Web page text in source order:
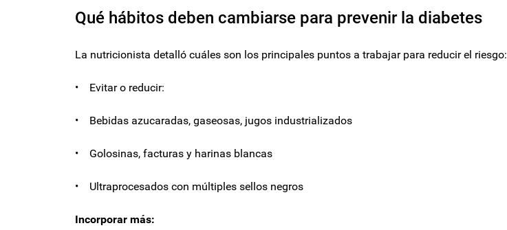
Qué hábitos deben cambiarse para prevenir la diabetes
La nutricionista detalló cuáles son los principales puntos a trabajar para reducir el riesgo:
• Evitar o reducir:
• Bebidas azucaradas, gaseosas, jugos industrializados
• Golosinas, facturas y harinas blancas
• Ultraprocesados con múltiples sellos negros
Incorporar más: